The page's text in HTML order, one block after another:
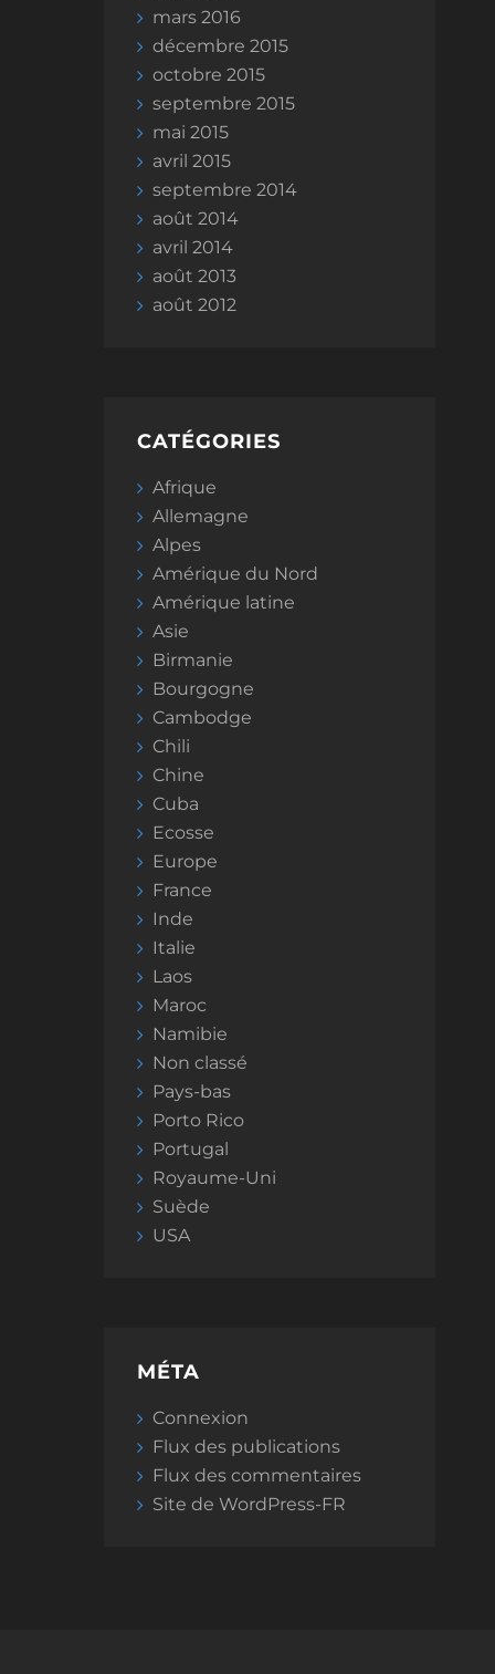
mars 2016
décembre 2015
octobre 2015
septembre 2015
mai 2015
avril 2015
septembre 2014
août 2014
avril 2014
août 2013
août 2012
CATÉGORIES
Afrique
Allemagne
Alpes
Amérique du Nord
Amérique latine
Asie
Birmanie
Bourgogne
Cambodge
Chili
Chine
Cuba
Ecosse
Europe
France
Inde
Italie
Laos
Maroc
Namibie
Non classé
Pays-bas
Porto Rico
Portugal
Royaume-Uni
Suède
USA
MÉTA
Connexion
Flux des publications
Flux des commentaires
Site de WordPress-FR